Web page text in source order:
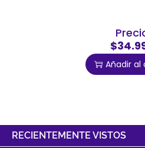
Añadir al
RECIENTEMENTE VISTOS